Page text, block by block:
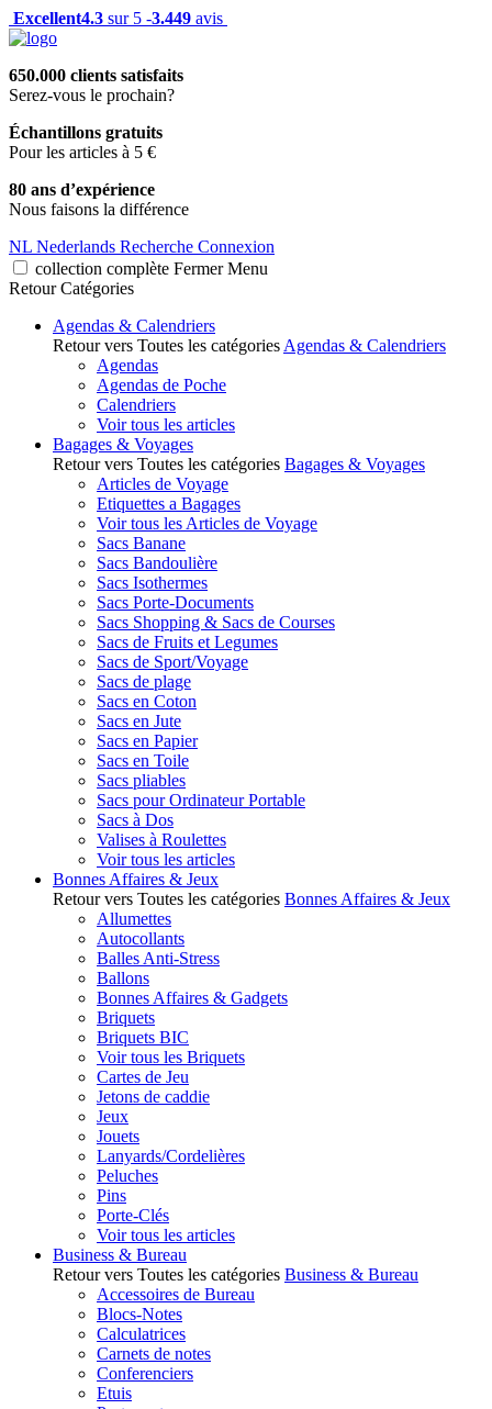
Excellent4.3 sur 5 -3.449 avis
650.000 clients satisfaits
Serez-vous le prochain?
Échantillons gratuits
Pour les articles à 5 €
80 ans d’expérience
Nous faisons la différence
NL Nederlands Recherche Connexion
collection complète Fermer Menu
Retour Catégories
Agendas & Calendriers
Retour vers Toutes les catégories Agendas & Calendriers
Agendas
Agendas de Poche
Calendriers
Voir tous les articles
Bagages & Voyages
Retour vers Toutes les catégories Bagages & Voyages
Articles de Voyage
Etiquettes a Bagages
Voir tous les Articles de Voyage
Sacs Banane
Sacs Bandoulière
Sacs Isothermes
Sacs Porte-Documents
Sacs Shopping & Sacs de Courses
Sacs de Fruits et Legumes
Sacs de Sport/Voyage
Sacs de plage
Sacs en Coton
Sacs en Jute
Sacs en Papier
Sacs en Toile
Sacs pliables
Sacs pour Ordinateur Portable
Sacs à Dos
Valises à Roulettes
Voir tous les articles
Bonnes Affaires & Jeux
Retour vers Toutes les catégories Bonnes Affaires & Jeux
Allumettes
Autocollants
Balles Anti-Stress
Ballons
Bonnes Affaires & Gadgets
Briquets
Briquets BIC
Voir tous les Briquets
Cartes de Jeu
Jetons de caddie
Jeux
Jouets
Lanyards/Cordelières
Peluches
Pins
Porte-Clés
Voir tous les articles
Business & Bureau
Retour vers Toutes les catégories Business & Bureau
Accessoires de Bureau
Blocs-Notes
Calculatrices
Carnets de notes
Conferenciers
Etuis